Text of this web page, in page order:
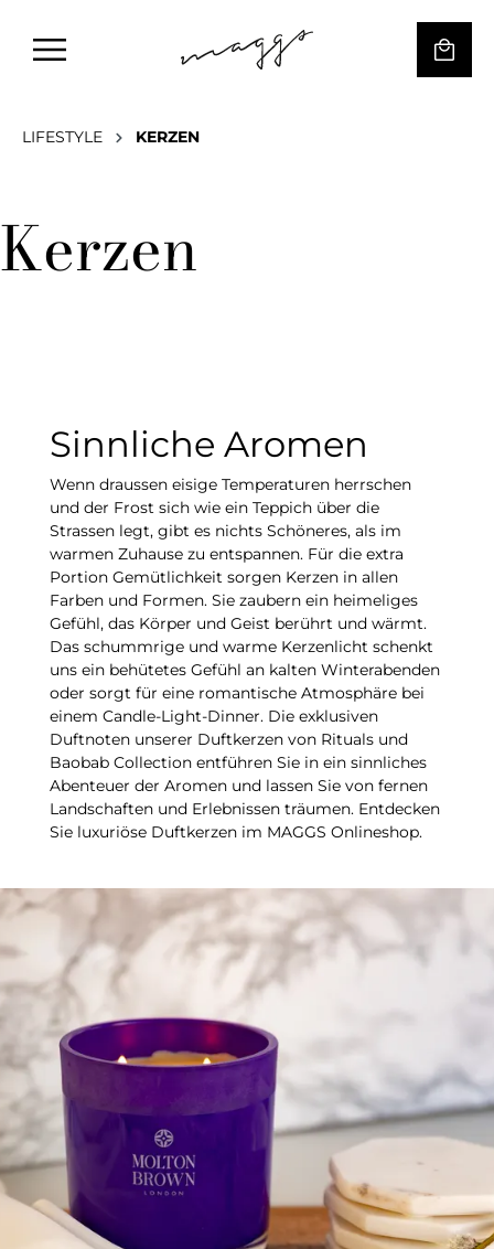
LIFESTYLE KERZEN
Kerzen
Sinnliche Aromen
Wenn draussen eisige Temperaturen herrschen
und der Frost sich wie ein Teppich über die
Strassen legt, gibt es nichts Schöneres, als im
warmen Zuhause zu entspannen. Für die extra
Portion Gemütlichkeit sorgen Kerzen in allen
Farben und Formen. Sie zaubern ein heimeliges
Gefühl, das Körper und Geist berührt und wärmt.
Das schummrige und warme Kerzenlicht schenkt
uns ein behütetes Gefühl an kalten Winterabenden
oder sorgt für eine romantische Atmosphäre bei
einem Candle-Light-Dinner. Die exklusiven
Duftnoten unserer Duftkerzen von Rituals und
Baobab Collection entführen Sie in ein sinnliches
Abenteuer der Aromen und lassen Sie von fernen
Landschaften und Erlebnissen träumen. Entdecken
Sie luxuriöse Duftkerzen im MAGGS Onlineshop.